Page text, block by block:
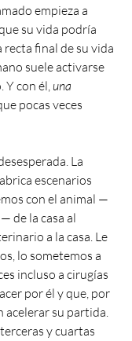
empieza a
su vida podría
final de su vida
suele activarse
Y con él, una
pocas veces
La
escenarios
con el animal —
de la casa al
a la casa. Le
lo sometemos a
incluso a cirugías
por él y que, por
su partida.
y cuartas